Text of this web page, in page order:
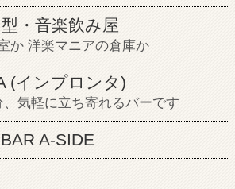
・音楽飲み屋
か 洋楽マニアの倉庫か
(インプロンタ)
気軽に立ち寄れるバーです
A-SIDE